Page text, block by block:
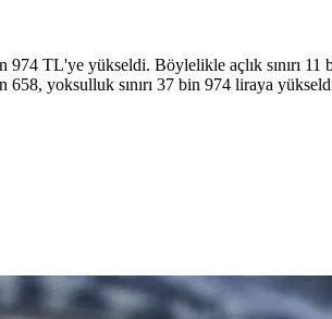
974 TL'ye yükseldi. Böylelikle açlık sınırı
yoksulluk sınırı 37 bin 974 liraya